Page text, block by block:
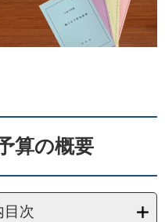
算の概要
目次